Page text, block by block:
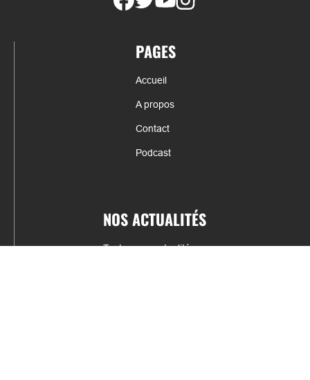
PAGES
Accueil
A propos
Contact
Podcast
NOS ACTUALITÉS
Toutes nos actualités